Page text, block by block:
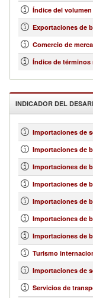
Índice del volumen
Exportaciones de
Comercio de
Índice de términos
INDICADOR DEL
Importaciones de
Importaciones de
Importaciones de
Importaciones de
Importaciones de
Importaciones de
Importaciones de
Turismo
Importaciones de
Servicios de